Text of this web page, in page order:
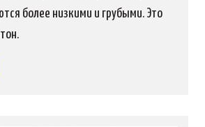
более низкими и грубыми. Это